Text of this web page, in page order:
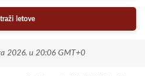
letove
2026. u 20:06 GMT+0